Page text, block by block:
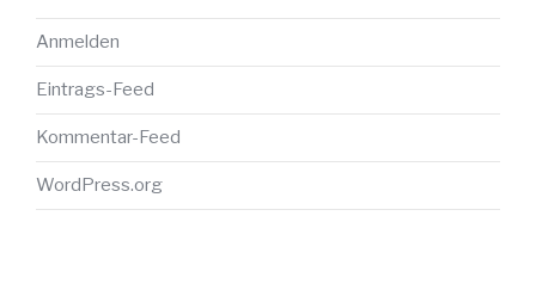
Anmelden
Eintrags-Feed
Kommentar-Feed
WordPress.org